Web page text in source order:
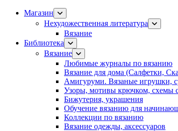
Магазин
Нехудожественная литература
Вязание
Библиотека
Вязание
Любимые журналы по вязанию
Вязание для дома (Салфетки,
Амигуруми. Вязаные игрушки,
Узоры, мотивы крючком, схемы
Бижутерия, украшения
Обучение вязанию для
Коллекции по вязанию
Вязание одежды, аксессуаров